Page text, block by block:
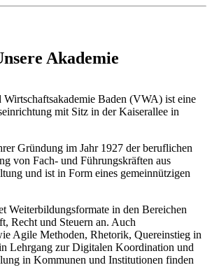
Akademie
Baden (VWA) ist eine
mit Sitz in der Kaiserallee in
Gründung im Jahr 1927 der beruflichen
von Fach- und Führungskräften aus
und ist in Form eines gemeinnützigen
Weiterbildungsformate in den Bereichen
Recht und Steuern an. Auch
Agile Methoden, Rhetorik, Quereinstieg in
Lehrgang zur Digitalen Koordination und
in Kommunen und Institutionen finden